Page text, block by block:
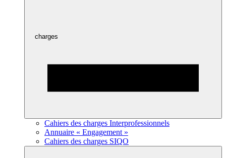
charges
Cahiers des charges Interprofessionnels
Annuaire « Engagement »
Cahiers des charges SIQO